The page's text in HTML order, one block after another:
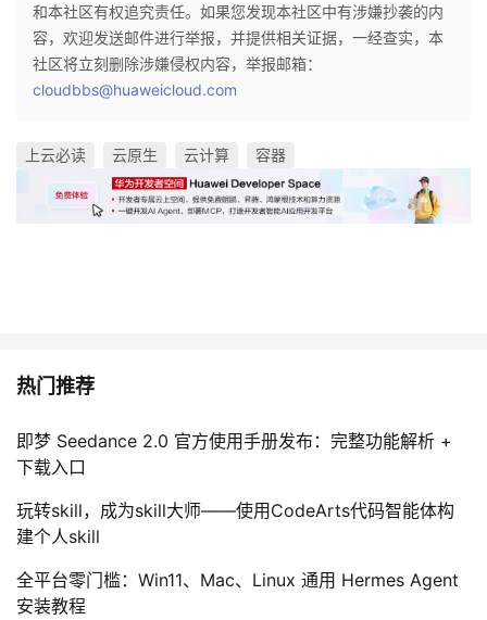
和本社区有权追究责任。如果您发现本社区中有涉嫌抄袭的内
容，欢迎发送邮件进行举报，并提供相关证据，一经查实，本
社区将立刻删除涉嫌侵权内容，举报邮箱：
cloudbbs@huaweicloud.com
上云必读 云原生 云计算 容器
热门推荐
即梦 Seedance 2.0 官方使用手册发布：完整功能解析 +
下载入口
玩转skill，成为skill大师——使用CodeArts代码智能体构
建个人skill
全平台零门槛：Win11、Mac、Linux 通用 Hermes Agent
安装教程